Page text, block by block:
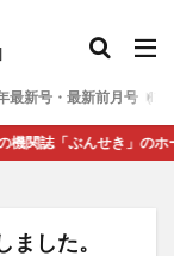
最新号・最新前月号（7
んせき」のホームペー
ました。